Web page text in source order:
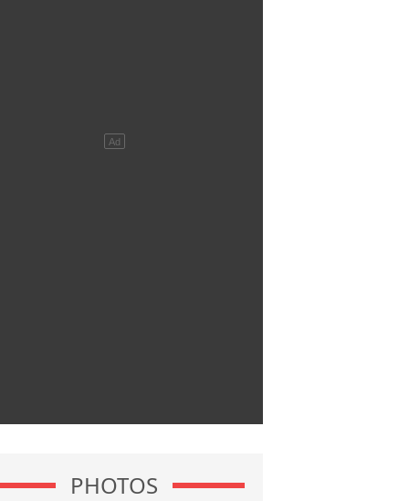
PHOTOS